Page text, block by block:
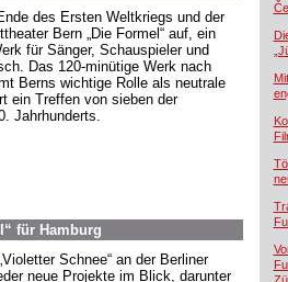
des Ersten Weltkriegs und der
Bern „Die Formel“ auf, ein
für Sänger, Schauspieler und
Das 120-minütige Werk nach
Berns wichtige Rolle als neutrale
ein Treffen von sieben der
Jahrhunderts.
für Hamburg
Schnee“ an der Berliner
neue Projekte im Blick, darunter